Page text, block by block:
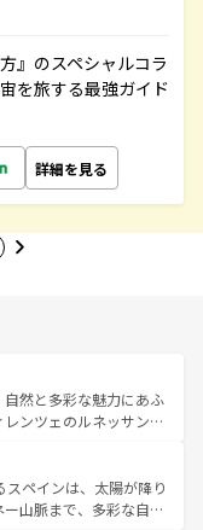
』のスペシャルコラ
を旅する最強ガイド
詳細を見る
然と多彩な魅力にあふ
ンツェのルネッサンス
やアマルフィ海岸の絶
光の合間には、本場の
料理を堪能することも
ペインは、太陽が降り
山脈まで、多彩な自然